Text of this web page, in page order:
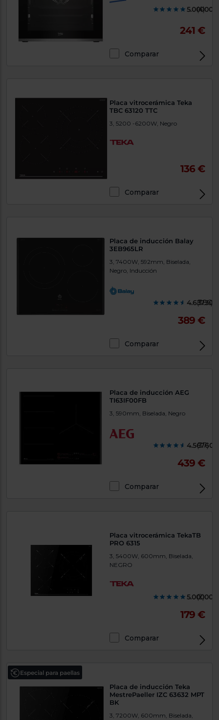
(4)
241 €
Comparar
Placa vitrocerámica Teka
TBC 63120 TTC
3, 5200 -6200W, Negro
136 €
Comparar
Placa de inducción Balay
3EB965LR
3, 7400W, 592mm, Biselada,
Negro, Inducción
(386)
389 €
Comparar
Placa de inducción AEG
TI63IF00FB
3, 590mm, Biselada, Negro
(37)
439 €
Comparar
Placa vitrocerámica TekaTB
PRO 6315
3, 5400W, 600mm, Biselada,
NEGRO
(2)
179 €
Comparar
Especial para paellas
Placa de inducción Teka
MestrePaeller IZC 63632 MPT
BK
3, 7200W, 600mm, Biselada,